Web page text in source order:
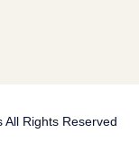
All Rights Reserved